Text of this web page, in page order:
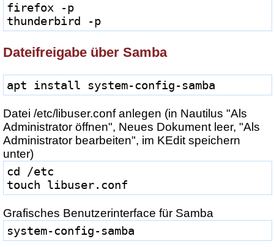
firefox -p
thunderbird -p
Dateifreigabe über Samba
apt install system-config-samba
Datei /etc/libuser.conf anlegen (in Nautilus "Als
Administrator öffnen", Neues Dokument leer, "Als
Administrator bearbeiten", im KEdit speichern
unter)
cd /etc
touch libuser.conf
Grafisches Benutzerinterface für Samba
system-config-samba